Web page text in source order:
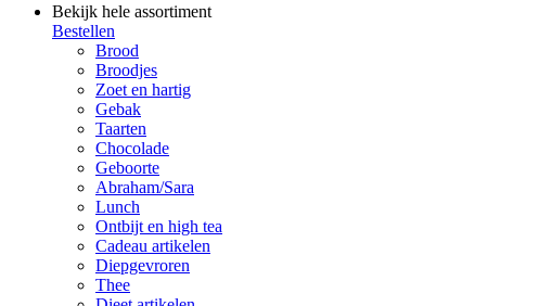
Bekijk hele assortiment
Bestellen
Brood
Broodjes
Zoet en hartig
Gebak
Taarten
Chocolade
Geboorte
Abraham/Sara
Lunch
Ontbijt en high tea
Cadeau artikelen
Diepgevroren
Thee